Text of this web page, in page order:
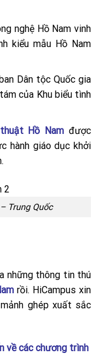
nghệ Hồ Nam vinh
kiểu mẫu Hồ Nam
Dân tộc Quốc gia
của Khu biểu tình
Hồ Nam được
hành giáo dục khởi
Trung Quốc
những thông tin thú
rồi. HiCampus xin
ghép xuất sắc
về các chương trình